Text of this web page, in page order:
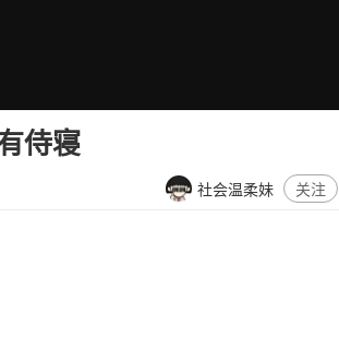
侍寝
社会温柔妹 关注